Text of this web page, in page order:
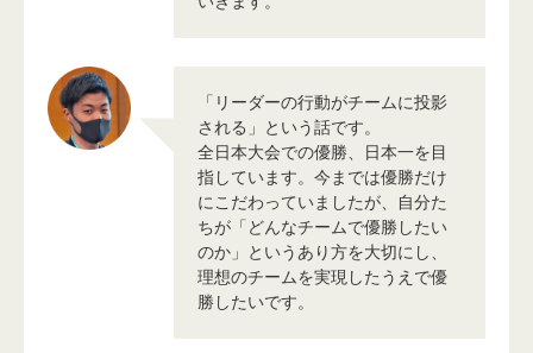
「リーダーの行動がチームに投影
される」という話です。
全日本大会での優勝、日本一を目
指しています。今までは優勝だけ
にこだわっていましたが、自分た
ちが「どんなチームで優勝したい
のか」というあり方を大切にし、
理想のチームを実現したうえで優
勝したいです。